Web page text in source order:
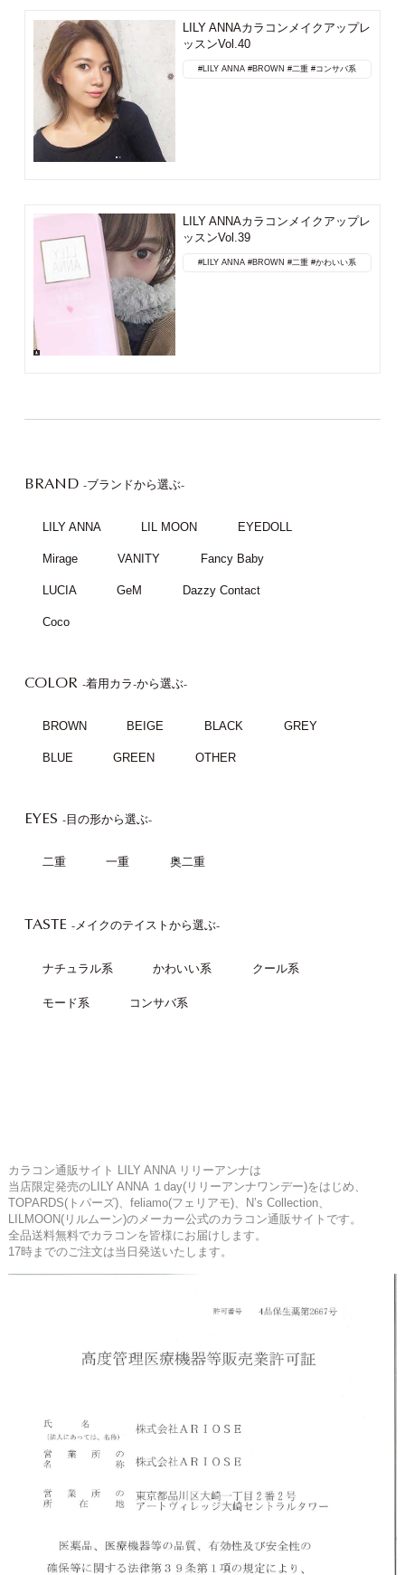
LILY ANNAカラコンメイクアップレ
ッスンVol.40
#LILY ANNA #BROWN #二重 #コンサバ系
LILY ANNAカラコンメイクアップレ
ッスンVol.39
#LILY ANNA #BROWN #二重 #かわいい系
BRAND -ブランドから選ぶ-
LILY ANNA LIL MOON EYEDOLL
Mirage VANITY Fancy Baby
LUCIA GeM Dazzy Contact
Coco
COLOR -着用カラ-から選ぶ-
BROWN BEIGE BLACK GREY
BLUE GREEN OTHER
EYES -目の形から選ぶ-
二重 一重 奥二重
TASTE -メイクのテイストから選ぶ-
ナチュラル系 かわいい系 クール系
モード系 コンサバ系
カラコン通販サイト LILY ANNA リリーアンナは
当店限定発売のLILY ANNA １day(リリーアンナワンデー)をはじめ、
TOPARDS(トパーズ)、feliamo(フェリアモ)、N’s Collection、
LILMOON(リルムーン)のメーカー公式のカラコン通販サイトです。
全品送料無料でカラコンを皆様にお届けします。
17時までのご注文は当日発送いたします。